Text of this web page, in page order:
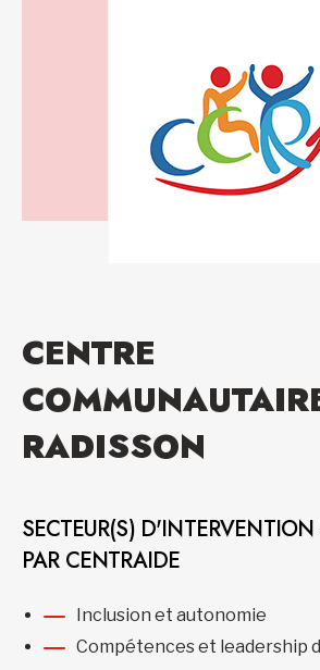
CENTRE
RADISSON
SECTEUR(S)
PAR CENTRAIDE
Inclusion et autonomie
Compétences et leadership